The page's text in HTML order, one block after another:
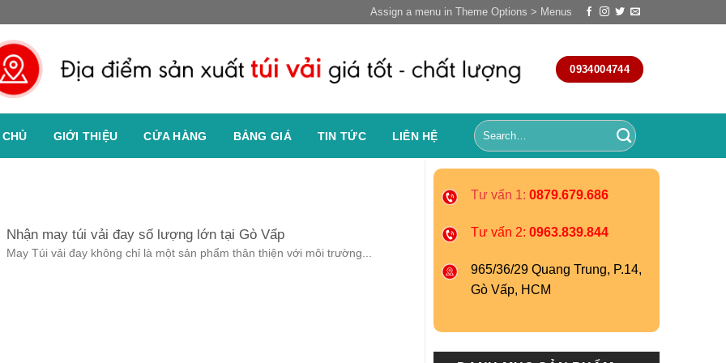
Assign a menu in Theme Options > Menus
0934004744
GIỚI THIỆU CỬA HÀNG BẢNG GIÁ TIN TỨC LIÊN HỆ
Nhận may túi vải đay số lượng lớn tại Gò Vấp
May Túi vải đay không chỉ là một sản phẩm thân thiện với môi trường...
Tư vấn 1: 0879.679.686
Tư vấn 2: 0963.839.844
965/36/29 Quang Trung, P.14,
Gò Vấp, HCM